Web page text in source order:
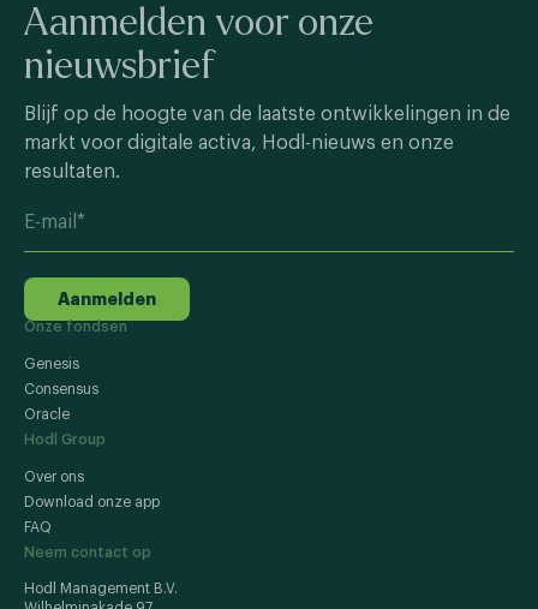
Aanmelden voor onze
nieuwsbrief
Blijf op de hoogte van de laatste ontwikkelingen in de
markt voor digitale activa, Hodl-nieuws en onze
resultaten.
Aanmelden
Onze fondsen
Genesis
Consensus
Oracle
Hodl Group
Over ons
Download onze app
FAQ
Neem contact op
Hodl Management B.V.